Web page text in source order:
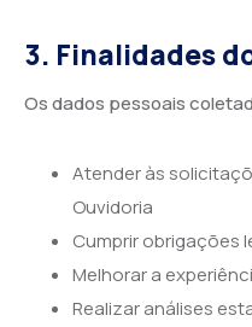
3. Finalidades
Os dados pessoais
Atender às
Ouvidoria
Cumprir obrigações
Melhorar a
Realizar análises